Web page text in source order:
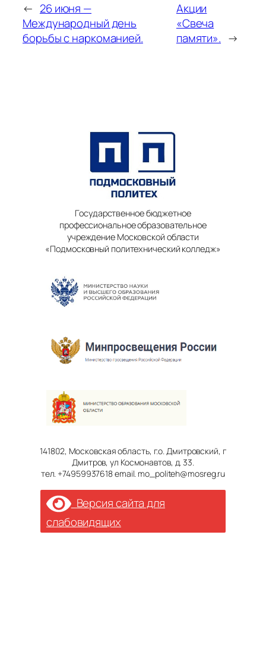
← 26 июня —
Международный день
борьбы с наркоманией.
Акции
«Свеча
памяти». →
Государственное бюджетное
профессиональное образовательное
учреждение Московской области
«Подмосковный политехнический колледж»
141802, Московская область, г.о. Дмитровский, г
Дмитров, ул Космонавтов, д. 33.
тел. +74959937618 email. mo_politeh@mosreg.ru
Версия сайта для
слабовидящих